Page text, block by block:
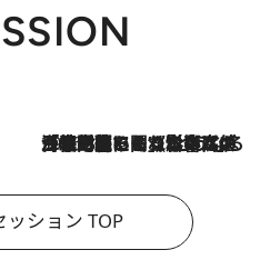
2026.8.3
「住宅建てられない…」「サーチャージ料の高値が続いている」ホルムズ海峡封鎖による影響はいつまで続く？《エネルギー専門家に聞く“どうなる日本の暮らし”》
ッション TOP